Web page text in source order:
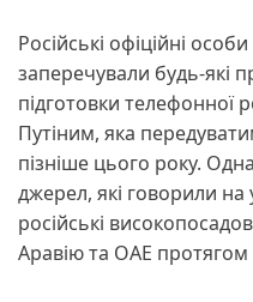
Російські офіційні
заперечували будь-які
підготовки телефонної
Путіним, яка
пізніше цього року.
джерел, які говорили на
російські
Аравію та ОАЕ протягом